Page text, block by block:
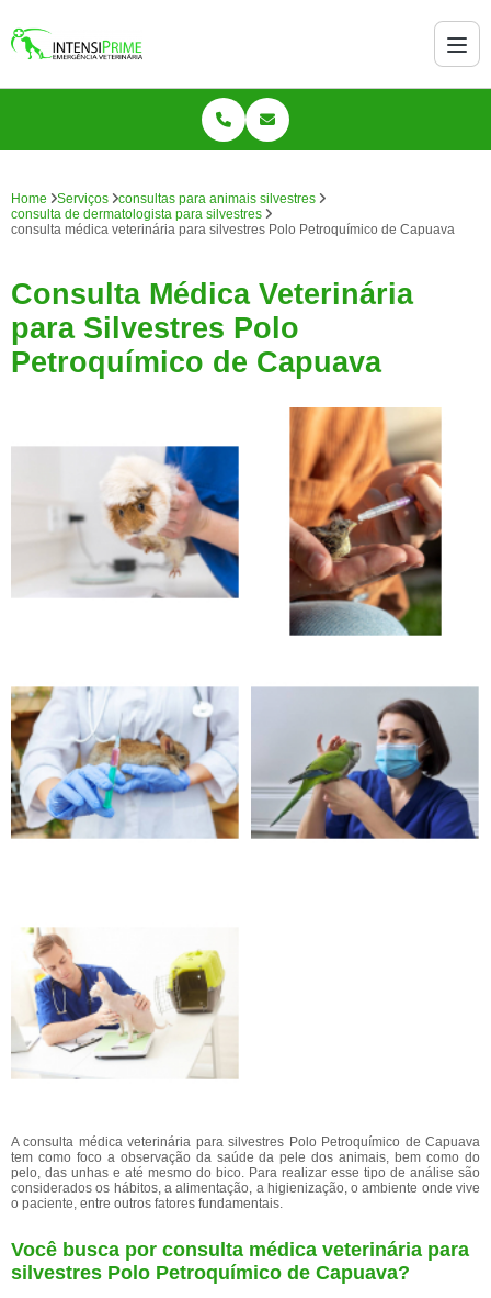
Home Serviços
consultas para animais silvestres
consulta de dermatologista para silvestres
consulta médica veterinária para silvestres Polo Petroquímico de Capuava
Consulta Médica Veterinária
para Silvestres Polo
Petroquímico de Capuava
A consulta médica veterinária para silvestres Polo Petroquímico de Capuava
tem como foco a observação da saúde da pele dos animais, bem como do
pelo, das unhas e até mesmo do bico. Para realizar esse tipo de análise são
considerados os hábitos, a alimentação, a higienização, o ambiente onde vive
o paciente, entre outros fatores fundamentais.
Você busca por consulta médica veterinária para
silvestres Polo Petroquímico de Capuava?